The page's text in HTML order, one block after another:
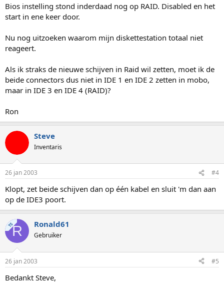
Bios instelling stond inderdaad nog op RAID. Disabled en het
start in ene keer door.
Nu nog uitzoeken waarom mijn diskettestation totaal niet
reageert.
Als ik straks de nieuwe schijven in Raid wil zetten, moet ik de
beide connectors dus niet in IDE 1 en IDE 2 zetten in mobo,
maar in IDE 3 en IDE 4 (RAID)?
Ron
Steve
Inventaris
26 jan 2003 #4
Klopt, zet beide schijven dan op één kabel en sluit 'm dan aan
op de IDE3 poort.
TSR Ronald61
Gebruiker
26 jan 2003 #5
Bedankt Steve,